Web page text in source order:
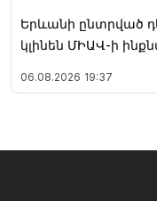
Երևանի ընտրված
կլինեն ՄԻԱՎ-ի
06.08.2026 19:37